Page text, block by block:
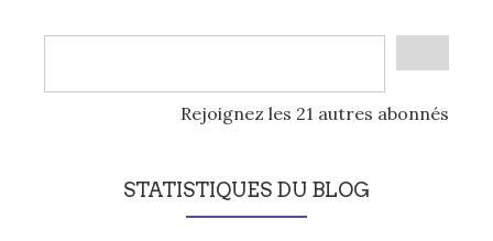
Rejoignez les 21 autres abonnés
STATISTIQUES DU BLOG